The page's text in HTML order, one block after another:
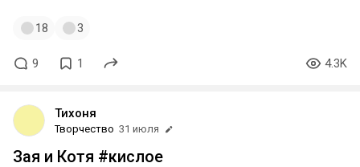
18 3
9 1 4.3K
Тихоня
Творчество 31 июля
Зая и Котя #кислое